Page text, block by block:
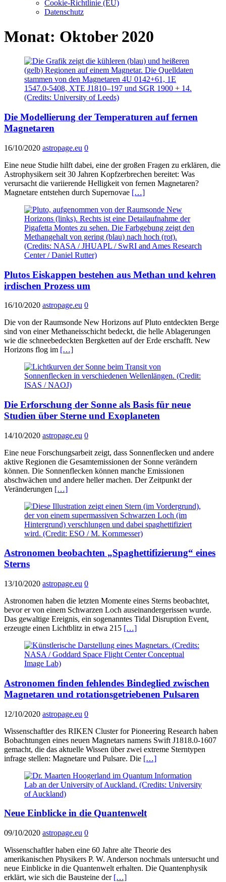
Cookie-Richtlinie (EU)
Datenschutz
Monat: Oktober 2020
Die Modellierung der Temperaturen auf fernen
Magnetaren
16/10/2020 astropage.eu 0
Eine neue Studie hilft dabei, eine der großen Fragen zu erklären, die
Astrophysikern seit 30 Jahren Kopfzerbrechen bereitet: Was
verursacht die variierende Helligkeit von fernen Magnetaren?
Magnetare entstehen durch Supernovae […]
Plutos Eiskappen bestehen aus Methan und kehren
irdischen Prozess um
16/10/2020 astropage.eu 0
Die von der Raumsonde New Horizons auf Pluto entdeckten Berge
sind von einer Methaneisschicht bedeckt, die helle Ablagerungen
wie die schneebedeckten Bergketten auf der Erde erschafft. New
Horizons flog im […]
Die Erforschung der Sonne als Basis für neue
Studien über Sterne und Exoplaneten
14/10/2020 astropage.eu 0
Eine neue Forschungsarbeit zeigt, dass Sonnenflecken und andere
aktive Regionen die Gesamtemissionen der Sonne verändern
können. Die Sonnenflecken können manche Emissionen
abschwächen und andere heller machen. Der Zeitpunkt der
Veränderungen […]
Astronomen beobachten „Spaghettifizierung“ eines
Sterns
13/10/2020 astropage.eu 0
Astronomen haben die letzten Momente eines Sterns beobachtet,
bevor er von einem Schwarzen Loch auseinandergerissen wurde.
Das gewaltige Ereignis, ein sogenanntes Tidal Disruption Event,
erzeugte einen Lichtblitz in etwa 215 […]
Astronomen finden fehlendes Bindeglied zwischen
Magnetaren und rotationsgetriebenen Pulsaren
12/10/2020 astropage.eu 0
Wissenschaftler des RIKEN Cluster for Pioneering Research haben
Bobachtungen eines neuen Magnetars namens Swift J1818.0-1607
gemacht, die das aktuelle Wissen über zwei extreme Sterntypen
infrage stellen: Magnetare und Pulsare. Die […]
Neue Einblicke in die Quantenwelt
09/10/2020 astropage.eu 0
Wissenschaftler haben eine 60 Jahre alte Theorie des
amerikanischen Physikers P. W. Anderson nochmals untersucht und
neue Einblicke in die Quantenwelt erhalten. Die Quantenphysik
erklärt, wie sich die Bausteine der […]